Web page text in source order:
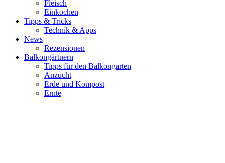
Fleisch
Einkochen
Tipps & Tricks
Technik & Apps
News
Rezensionen
Balkongärtnern
Tipps für den Balkongarten
Anzucht
Erde und Kompost
Ernte